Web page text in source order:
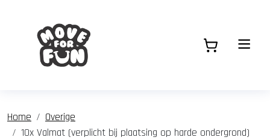
Home
Overige
10x Valmat (verplicht bij plaatsing op harde ondergrond)